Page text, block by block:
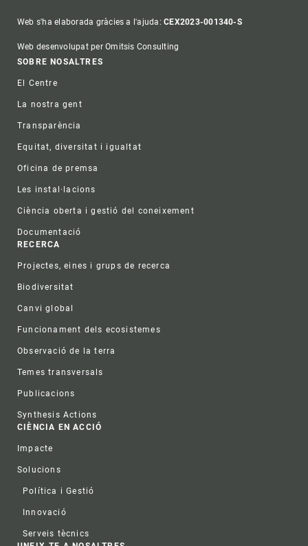
Web s'ha elaborada gràcies a l'ajuda:CEX2023-001340-S
Web desenvolupat per Omitsis Consulting
Footer
SOBRE NOSALTRES
El Centre
La nostra gent
Transparència
Equitat, diversitat i igualtat
Oficina de premsa
Les instal·lacions
Ciència oberta i gestió del coneixement
Documentació
RECERCA
Projectes, eines i grups de recerca
Biodiversitat
Canvi global
Funcionament dels ecosistemes
Observació de la terra
Temes transversals
Publicacions
Synthesis Actions
CIÈNCIA EN ACCIÓ
Impacte
Solucions
Política i Gestió
Innovació
Serveis tècnics